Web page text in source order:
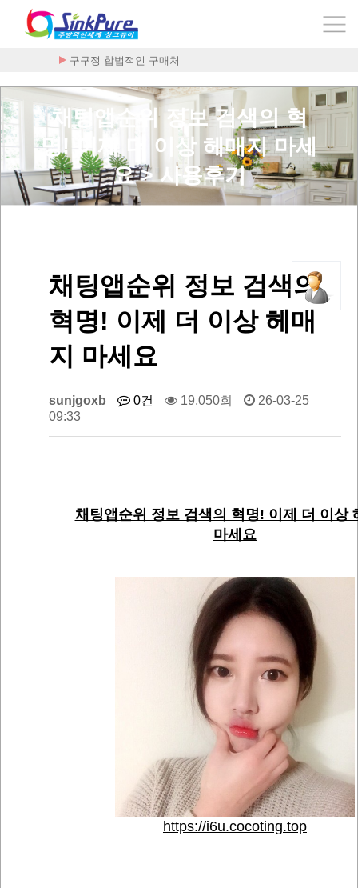
구구정 합법적인 구매처
채팅앱순위 정보 검색의 혁
명! 이제 더 이상 헤매지 마세
요 > 사용후기
채팅앱순위 정보 검색의
혁명! 이제 더 이상 헤매
지 마세요
sunjgoxb 0건 19,050회
26-03-25
09:33
채팅앱순위 정보 검색의 혁명! 이제 더 이상
마세요
https://i6u.cocoting.top